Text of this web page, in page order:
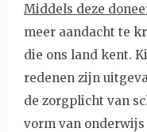
Middels deze
meer aandacht te
die ons land kent.
redenen zijn
de zorgplicht van
vorm van